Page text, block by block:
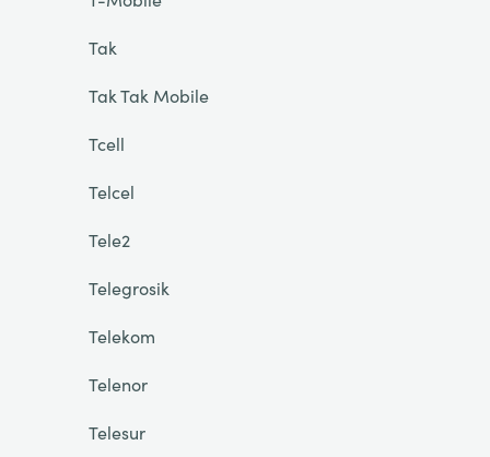
Tak
Tak Tak Mobile
Tcell
Telcel
Tele2
Telegrosik
Telekom
Telenor
Telesur